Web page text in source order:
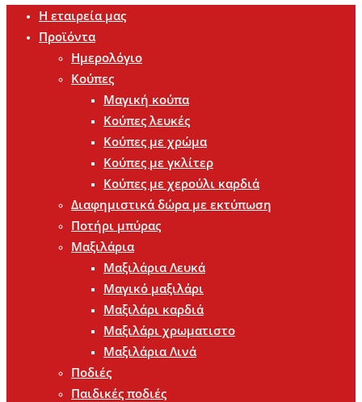
Η εταιρεία μας
Προϊόντα
Ημερολόγιο
Κούπες
Μαγική κούπα
Κούπες λευκές
Κούπες με χρώμα
Κούπες με γκλίτερ
Κούπες με χερούλι καρδιά
Διαφημιστικά δώρα με εκτύπωση
Ποτήρι μπύρας
Μαξιλάρια
Μαξιλάρια Λευκά
Μαγικό μαξιλάρι
Μαξιλάρι καρδιά
Μαξιλάρι χρωματιστο
Μαξιλάρια Λινά
Ποδιές
Παιδικές ποδιές